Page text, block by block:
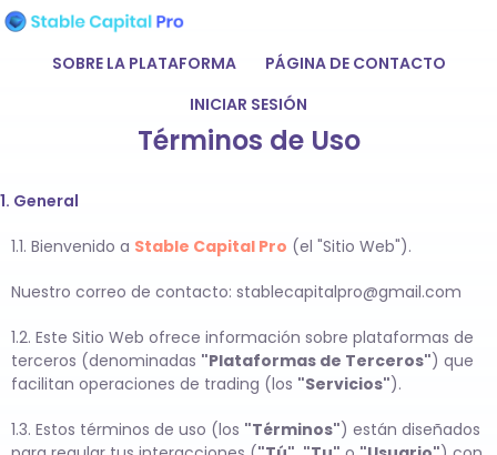
SOBRE LA PLATAFORMA
PÁGINA DE CONTACTO
INICIAR SESIÓN
Términos de Uso
1. General
1.1. Bienvenido a Stable Capital Pro (el "Sitio Web").
Nuestro correo de contacto: stablecapitalpro@gmail.com
1.2. Este Sitio Web ofrece información sobre plataformas de
terceros (denominadas "Plataformas de Terceros") que
facilitan operaciones de trading (los "Servicios").
1.3. Estos términos de uso (los "Términos") están diseñados